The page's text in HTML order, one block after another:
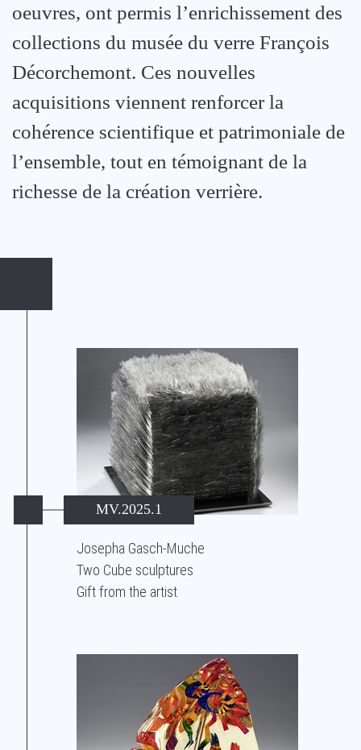
oeuvres, ont permis l’enrichissement des
collections du musée du verre François
Décorchemont. Ces nouvelles
acquisitions viennent renforcer la
cohérence scientifique et patrimoniale de
l’ensemble, tout en témoignant de la
richesse de la création verrière.
MV.2025.1
Josepha Gasch-Muche
Two Cube sculptures
Gift from the artist